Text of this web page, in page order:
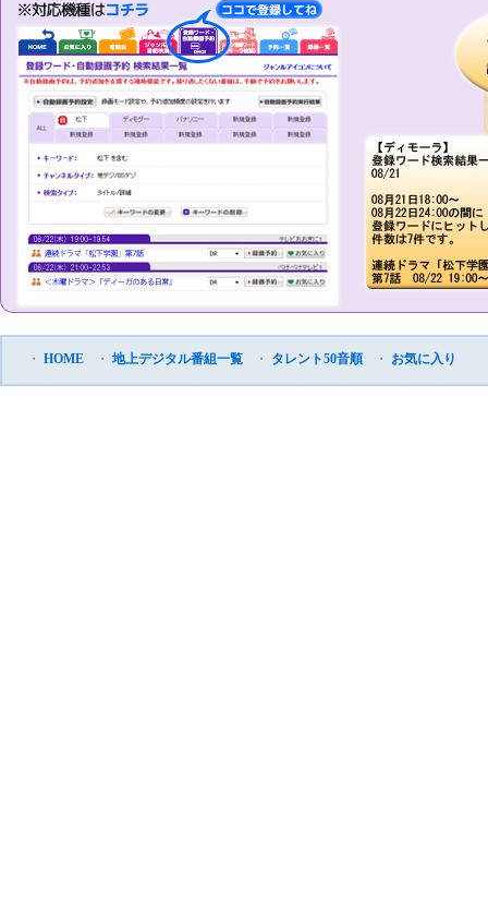
・ HOME ・ 地上デジタル番組一覧 ・ タレント50音順 ・ お気に入り